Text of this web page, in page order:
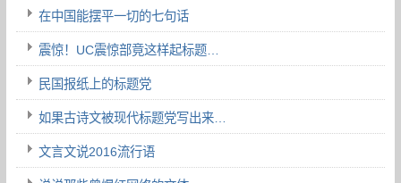
在中国能摆平一切的七句话
震惊！UC震惊部竟这样起标题…
民国报纸上的标题党
如果古诗文被现代标题党写出来…
文言文说2016流行语